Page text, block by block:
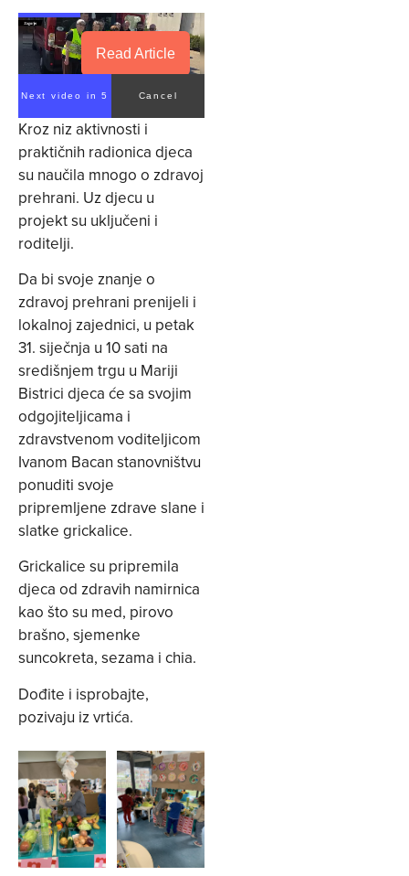
Read Article
Next video in 5 Cancel
Kroz niz aktivnosti i
praktičnih radionica djeca
su naučila mnogo o zdravoj
prehrani. Uz djecu u
projekt su uključeni i
roditelji.
Da bi svoje znanje o
zdravoj prehrani prenijeli i
lokalnoj zajednici, u petak
31. siječnja u 10 sati na
središnjem trgu u Mariji
Bistrici djeca će sa svojim
odgojiteljicama i
zdravstvenom voditeljicom
Ivanom Bacan stanovništvu
ponuditi svoje
pripremljene zdrave slane i
slatke grickalice.
Grickalice su pripremila
djeca od zdravih namirnica
kao što su med, pirovo
brašno, sjemenke
suncokreta, sezama i chia.
Dođite i isprobajte,
pozivaju iz vrtića.